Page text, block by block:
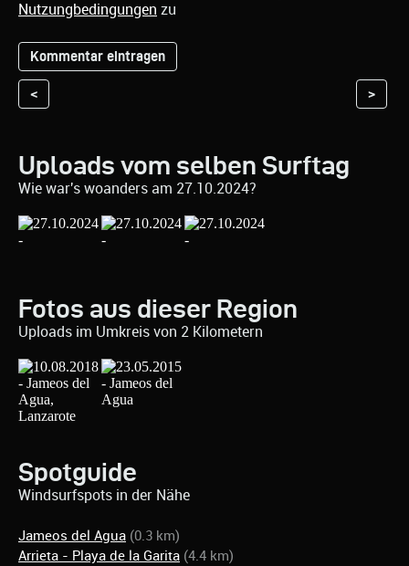
Nutzungbedingungen zu
< >
Uploads vom selben Surftag
Wie war's woanders am 27.10.2024?
Fotos aus dieser Region
Uploads im Umkreis von 2 Kilometern
Spotguide
Windsurfspots in der Nähe
Jameos del Agua (0.3 km)
Arrieta - Playa de la Garita (4.4 km)